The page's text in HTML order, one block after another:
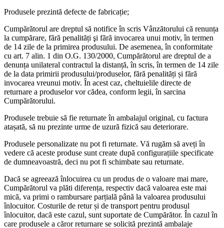
Produsele prezintă defecte de fabricație;
Cumpărătorul are dreptul să notifice în scris Vânzătorului că renunța
la cumpărare, fără penalități şi fără invocarea unui motiv, în termen
de 14 zile de la primirea produsului. De asemenea, în conformitate
cu art. 7 alin. 1 din O.G. 130/2000, Cumpărătorul are dreptul de a
denunța unilateral contractul la distanță, în scris, în termen de 14 zile
de la data primirii produsului/produselor, fără penalități și fără
invocarea vreunui motiv. În acest caz, cheltuielile directe de
returnare a produselor vor cădea, conform legii, în sarcina
Cumpărătorului.
Produsele trebuie să fie returnate în ambalajul original, cu factura
atașată, să nu prezinte urme de uzură fizică sau deteriorare.
Produsele personalizate nu pot fi returnate. Vă rugăm să aveți în
vedere că aceste produse sunt create după configurațiile specificate
de dumneavoastră, deci nu pot fi schimbate sau returnate.
Dacă se agreează înlocuirea cu un produs de o valoare mai mare,
Cumpărătorul va plăti diferența, respectiv dacă valoarea este mai
mică, va primi o rambursare parțială până la valoarea produsului
înlocuitor. Costurile de retur și de transport pentru produsul
înlocuitor, dacă este cazul, sunt suportate de Cumpărător. În cazul în
care produsele a căror returnare se solicită prezintă ambalaje